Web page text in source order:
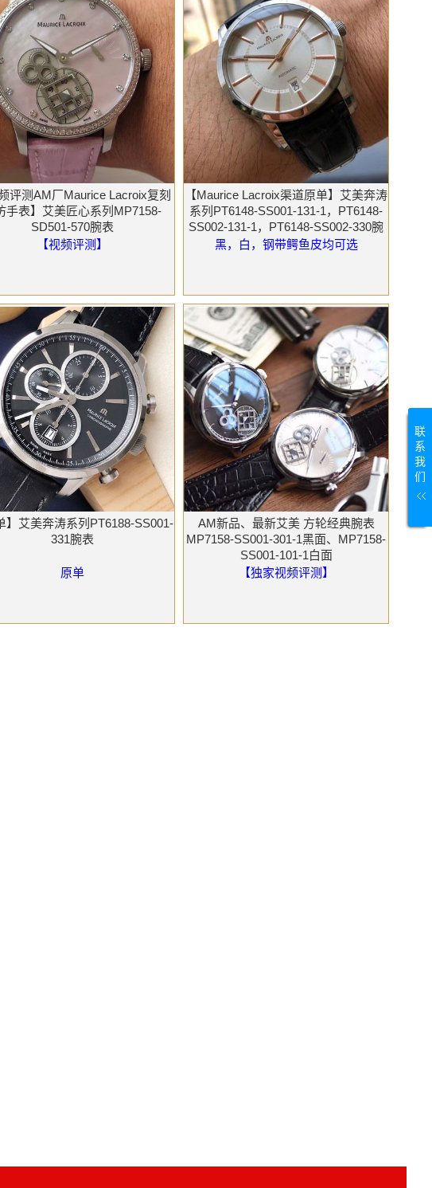
频评测AM厂Maurice Lacroix复刻
手表】艾美匠心系列MP7158-
SD501-570腕表
【视频评测】
【Maurice Lacroix渠道原单】艾美奔涛
系列PT6148-SS001-131-1，PT6148-
SS002-131-1，PT6148-SS002-330腕
表
黑，白，钢带鳄鱼皮均可选
】艾美奔涛系列PT6188-SS001-
331腕表
原单
AM新品、最新艾美 方轮经典腕表
MP7158-SS001-301-1黑面、MP7158-
SS001-101-1白面
【独家视频评测】
联
系
我
们